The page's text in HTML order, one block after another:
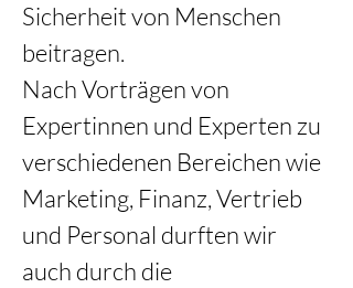
Sicherheit von Menschen
beitragen.
Nach Vorträgen von
Expertinnen und Experten zu
verschiedenen Bereichen wie
Marketing, Finanz, Vertrieb
und Personal durften wir
auch durch die